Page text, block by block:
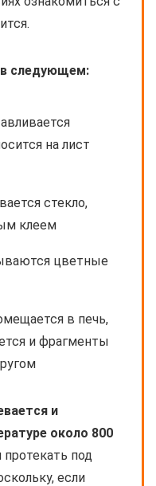
в следующем:
на лист
стекло,
клеем
цветные
в печь,
и фрагменты
и
около 800
под
если